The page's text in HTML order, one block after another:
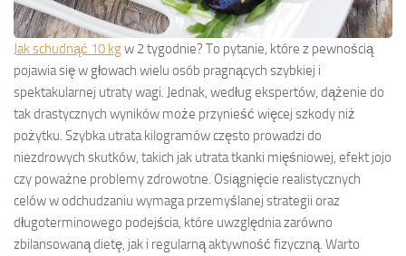
Jak schudnąć 10 kgw 2 tygodnie? To pytanie, które z pewnością
pojawia się w głowach wielu osób pragnących szybkiej i
spektakularnej utraty wagi. Jednak, według ekspertów, dążenie do
tak drastycznych wyników może przynieść więcej szkody niż
pożytku. Szybka utrata kilogramów często prowadzi do
niezdrowych skutków, takich jak utrata tkanki mięśniowej, efekt jojo
czy poważne problemy zdrowotne. Osiągnięcie realistycznych
celów w odchudzaniu wymaga przemyślanej strategii oraz
długoterminowego podejścia, które uwzględnia zarówno
zbilansowaną dietę, jak i regularną aktywność fizyczną. Warto